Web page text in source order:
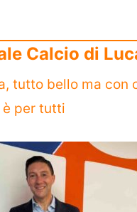
Calcio di
tutto bello ma con
è per tutti